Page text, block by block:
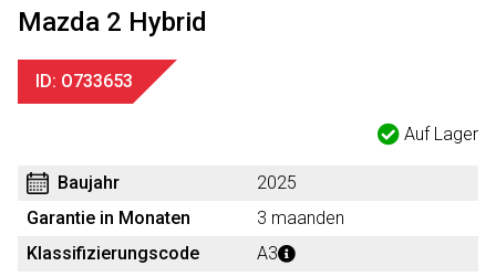
Mazda 2 Hybrid
ID: O733653
Auf Lager
Baujahr
2025
Garantie in Monaten
3 maanden
Klassifizierungscode
A3